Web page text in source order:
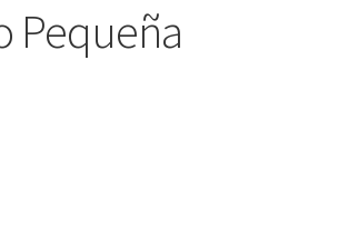
Pequeña